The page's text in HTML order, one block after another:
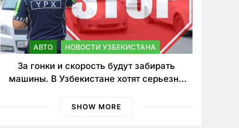
АВТО НОВОСТИ УЗБЕКИСТАНА
За гонки и скорость будут забирать
машины. В Узбекистане хотят серьезно
SHOW MORE